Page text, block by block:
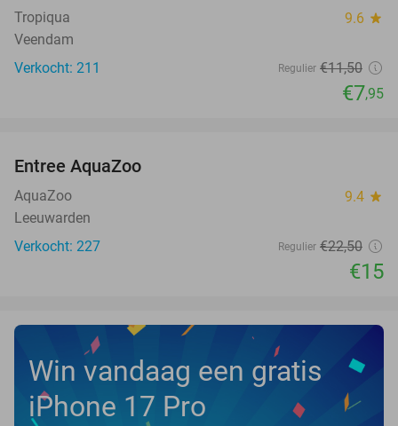
Tropiqua 9.6 star
Veendam
Verkocht: 211
Regulier €11,50
€7,95
TODAY
Entree AquaZoo
AquaZoo 9.4 star
Leeuwarden
Verkocht: 227
Regulier €22,50
€15
Win vandaag een gratis
iPhone 17 Pro